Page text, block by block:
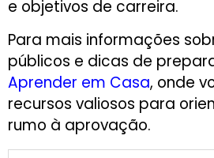
e objetivos de carreira.
Para mais informações
públicos e dicas de
Aprender em Casa, onde
recursos valiosos para
rumo à aprovação.